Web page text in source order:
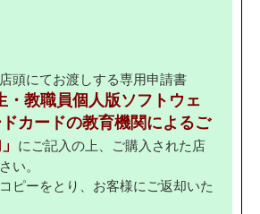
頭にてお渡しする専用申請書
・教職員個人版ソフトウェ
カードの教育機関によるご
にご記入の上、ご購入された店
い。
ピーをとり、お客様にご返却いた